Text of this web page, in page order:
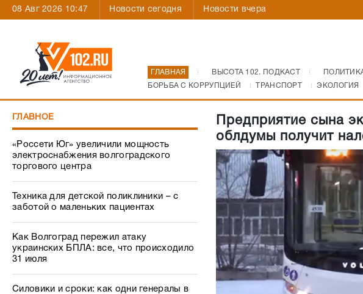
08 Авг 2026 10:47 Новости сегодня Новости вчера
ГЛАВНАЯ ВЫСОТА 102. ПОДКАСТ
БОРЬБА С КОРРУПЦИЕЙ
ТРАНСПОРТ ЭКОЛОГИЯ
ГЛАВНОЕ
«Россети Юг» увеличили мощность
электроснабжения волгоградского
торгового центра
Техника для детской поликлиники – с
заботой о маленьких пациентах
Как Волгоград пережил атаку
украинских БПЛА: все, что происходило
31 июля
Силовики и сроки: как одни генералы в
Предприятие сына
облдумы получит